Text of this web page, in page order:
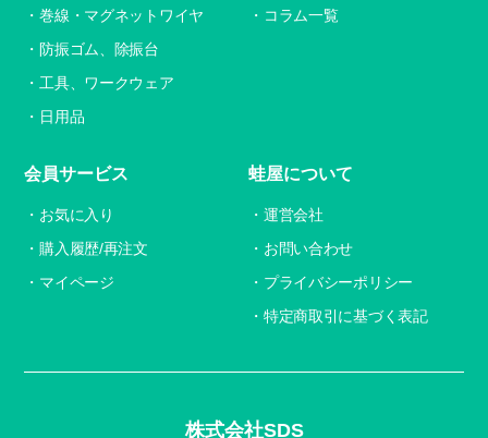
株式会社SDS
巻線・マグネットワイヤ
防振ゴム、除振台
工具、ワークウェア
日用品
コラム一覧
会員サービス
お気に入り
購入履歴/再注文
マイページ
蛙屋について
運営会社
お問い合わせ
プライバシーポリシー
特定商取引に基づく表記